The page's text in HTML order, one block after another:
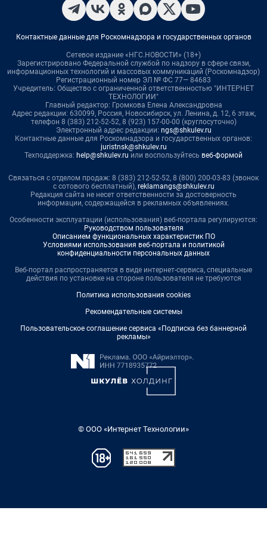
Контактные данные для Роскомнадзора и государственных органов
Сетевое издание «НГС.НОВОСТИ» (18+)
Зарегистрировано Федеральной службой по надзору в сфере связи,
информационных технологий и массовых коммуникаций (Роскомнадзор)
Регистрационный номер ЭЛ № ФС 77— 84683
Учредитель: Общество с ограниченной ответственностью "ИНТЕРНЕТ
ТЕХНОЛОГИИ"
Главный редактор: Громкова Елена Александровна
Адрес редакции: 630099, Россия, Новосибирск, ул. Ленина, д. 12, 6 этаж,
телефон 8 (383) 212-52-52, 8 (923) 157-00-00 (круглосуточно)
Электронный адрес редакции: ngs@shkulev.ru
Контактные данные для Роскомнадзора и государственных органов:
juristnsk@shkulev.ru
Техподдержка: help@shkulev.ru или воспользуйтесь веб-формой
Связаться с отделом продаж: 8 (383) 212-52-52, 8 (800) 200-03-83 (звонок
с сотового бесплатный), reklamangs@shkulev.ru
Редакция сайта не несет ответственности за достоверность
информации, содержащейся в рекламных объявлениях.
Особенности эксплуатации (использования) веб-портала регулируются:
Руководством пользователя
Описанием функциональных характеристик ПО
Условиями использования веб-портала и политикой
конфиденциальности персональных данных
Веб-портал распространяется в виде интернет-сервиса, специальные
действия по установке на стороне пользователя не требуются
Политика использования cookies
Рекомендательные системы
Пользовательское соглашение сервиса «Подписка без баннерной
рекламы»
© ООО «Интернет Технологии»